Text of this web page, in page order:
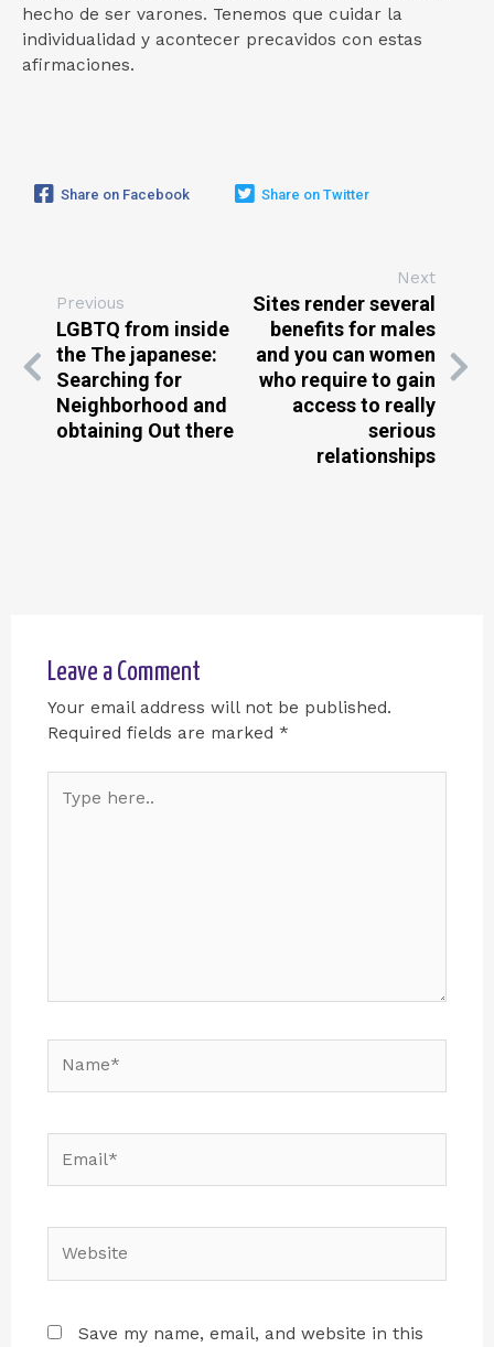
hecho de ser varones. Tenemos que cuidar la
individualidad y acontecer precavidos con estas
afirmaciones.
Share on Facebook Share on Twitter
Previous
LGBTQ from inside
the The japanese:
Searching for
Neighborhood and
obtaining Out there
Next
Sites render several
benefits for males
and you can women
who require to gain
access to really
serious
relationships
Leave a Comment
Your email address will not be published.
Required fields are marked *
Save my name, email, and website in this